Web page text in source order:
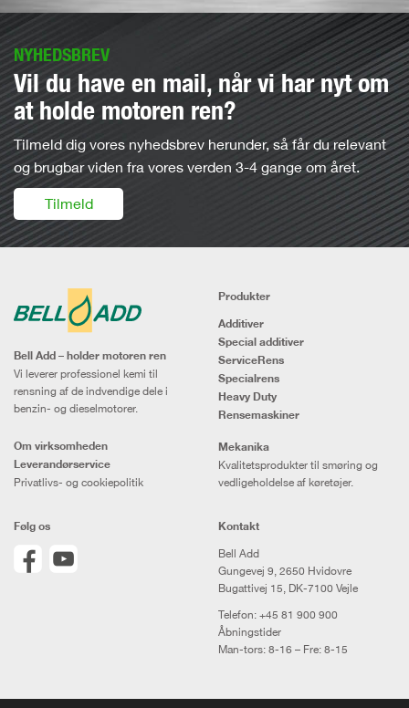
NYHEDSBREV
Vil du have en mail, når vi har nyt om
at holde motoren ren?
Tilmeld dig vores nyhedsbrev herunder, så får du relevant
og brugbar viden fra vores verden 3-4 gange om året.
Tilmeld
Bell Add – holder motoren ren
Vi leverer professionel kemi til
rensning af de indvendige dele i
benzin- og dieselmotorer.
Om virksomheden
Leverandørservice
Privatlivs- og cookiepolitik
Produkter
Additiver
Special additiver
ServiceRens
Specialrens
Heavy Duty
Rensemaskiner
Mekanika
Kvalitetsprodukter til smøring og
vedligeholdelse af køretøjer.
Følg os Kontakt
Bell Add
Gungevej 9, 2650 Hvidovre
Bugattivej 15, DK-7100 Vejle
Telefon: +45 81 900 900
Åbningstider
Man-tors: 8-16 – Fre: 8-15